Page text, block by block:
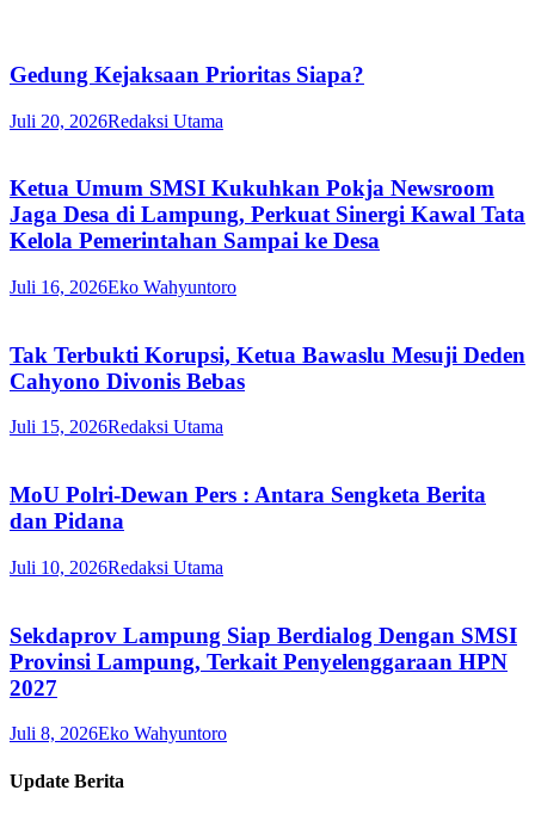
Gedung Kejaksaan Prioritas Siapa?
Juli 20, 2026Redaksi Utama
Ketua Umum SMSI Kukuhkan Pokja Newsroom
Jaga Desa di Lampung, Perkuat Sinergi Kawal Tata
Kelola Pemerintahan Sampai ke Desa
Juli 16, 2026Eko Wahyuntoro
Tak Terbukti Korupsi, Ketua Bawaslu Mesuji Deden
Cahyono Divonis Bebas
Juli 15, 2026Redaksi Utama
MoU Polri-Dewan Pers : Antara Sengketa Berita
dan Pidana
Juli 10, 2026Redaksi Utama
Sekdaprov Lampung Siap Berdialog Dengan SMSI
Provinsi Lampung, Terkait Penyelenggaraan HPN
2027
Juli 8, 2026Eko Wahyuntoro
Update Berita